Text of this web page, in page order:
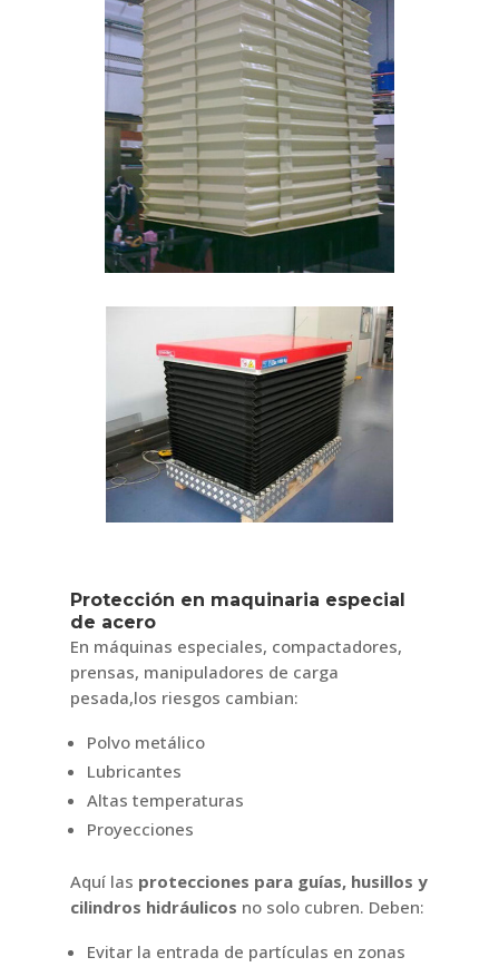
Protección en maquinaria especial
de acero
En máquinas especiales, compactadores,
prensas, manipuladores de carga
pesada,los riesgos cambian:
Polvo metálico
Lubricantes
Altas temperaturas
Proyecciones
Aquí las protecciones para guías, husillos y
cilindros hidráulicos no solo cubren. Deben:
Evitar la entrada de partículas en zonas